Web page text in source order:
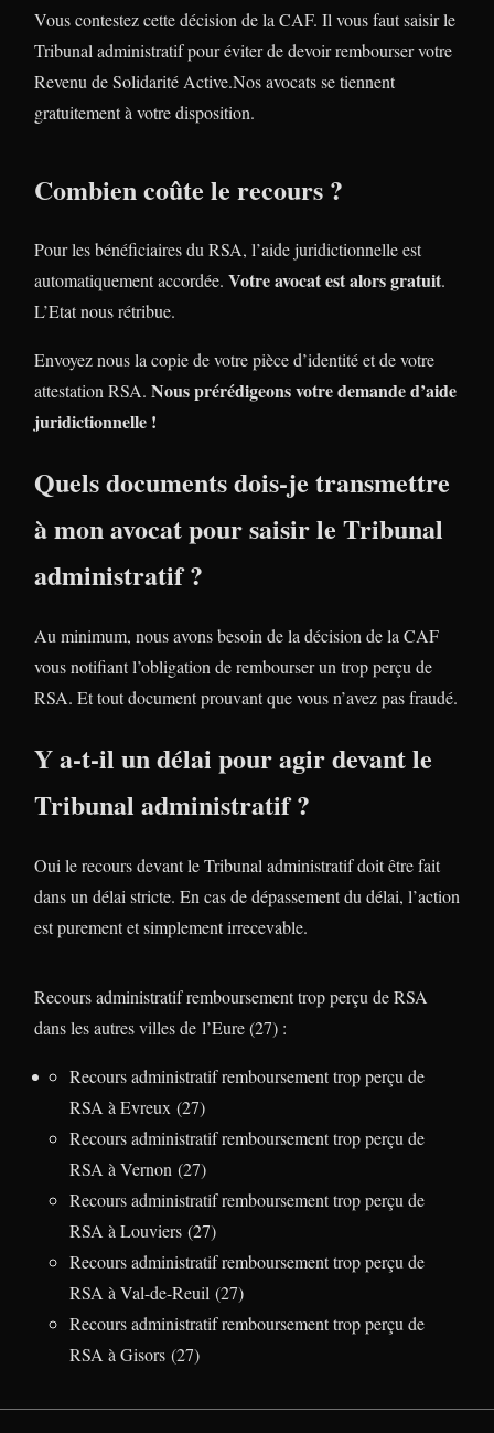
Vous contestez cette décision de la CAF. Il vous faut saisir le
Tribunal administratif pour éviter de devoir rembourser votre
Revenu de Solidarité Active.Nos avocats se tiennent
gratuitement à votre disposition.
Combien coûte le recours ?
Pour les bénéficiaires du RSA, l’aide juridictionnelle est
automatiquement accordée. Votre avocat est alors gratuit.
L’Etat nous rétribue.
Envoyez nous la copie de votre pièce d’identité et de votre
attestation RSA. Nous prérédigeons votre demande d’aide
juridictionnelle !
Quels documents dois-je transmettre
à mon avocat pour saisir le Tribunal
administratif ?
Au minimum, nous avons besoin de la décision de la CAF
vous notifiant l’obligation de rembourser un trop perçu de
RSA. Et tout document prouvant que vous n’avez pas fraudé.
Y a-t-il un délai pour agir devant le
Tribunal administratif ?
Oui le recours devant le Tribunal administratif doit être fait
dans un délai stricte. En cas de dépassement du délai, l’action
est purement et simplement irrecevable.
Recours administratif remboursement trop perçu de RSA
dans les autres villes de l’Eure (27) :
Recours administratif remboursement trop perçu de
RSA à Evreux (27)
Recours administratif remboursement trop perçu de
RSA à Vernon (27)
Recours administratif remboursement trop perçu de
RSA à Louviers (27)
Recours administratif remboursement trop perçu de
RSA à Val-de-Reuil (27)
Recours administratif remboursement trop perçu de
RSA à Gisors (27)